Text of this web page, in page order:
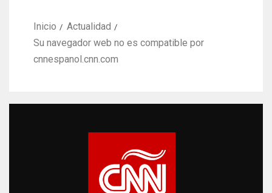
Inicio
Actualidad
Su navegador web no es compatible por
cnnespanol.cnn.com